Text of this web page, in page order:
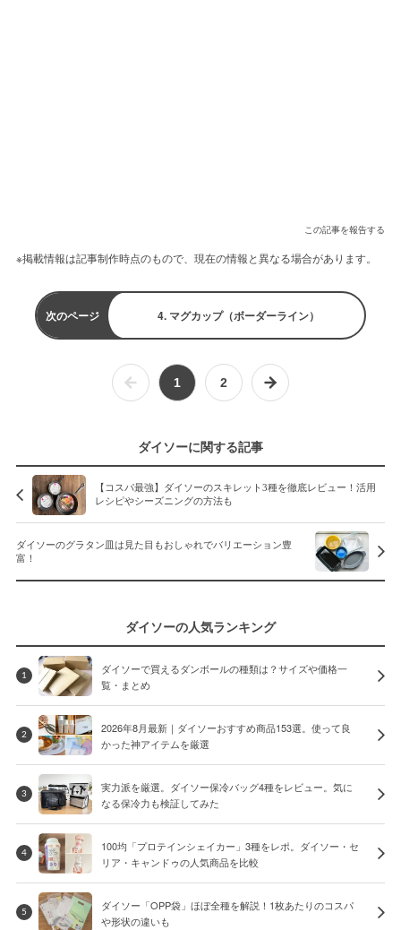
この記事を報告する
※掲載情報は記事制作時点のもので、現在の情報と異なる場合があります。
次のページ 4. マグカップ（ボーダーライン）
1 2
ダイソーに関する記事
【コスパ最強】ダイソーのスキレット3種を徹底レビュー！活用
レシピやシーズニングの方法も
ダイソーのグラタン皿は見た目もおしゃれでバリエーション豊
富！
ダイソーの人気ランキング
1
ダイソーで買えるダンボールの種類は？サイズや価格一
覧・まとめ
2
2026年8月最新｜ダイソーおすすめ商品153選。使って良
かった神アイテムを厳選
3
実力派を厳選。ダイソー保冷バッグ4種をレビュー。気に
なる保冷力も検証してみた
4
100均「プロテインシェイカー」3種をレポ。ダイソー・セ
リア・キャンドゥの人気商品を比較
5
ダイソー「OPP袋」ほぼ全種を解説！1枚あたりのコスパ
や形状の違いも